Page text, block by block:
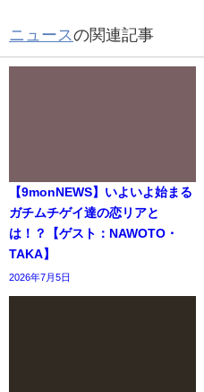
ニュースの関連記事
【9monNEWS】いよいよ始まる
ガチムチゲイ達の恋リアと
は！？【ゲスト：NAWOTO・
TAKA】
2026年7月5日